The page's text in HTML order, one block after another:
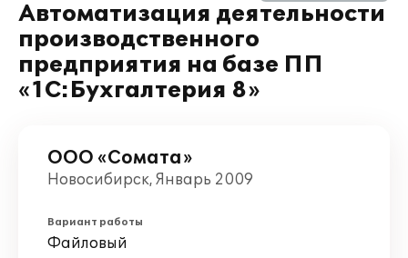
Автоматизация деятельности
производственного
предприятия на базе ПП
«1С:Бухгалтерия 8»
ООО «Сомата»
Новосибирск, Январь 2009
Вариант работы
Файловый